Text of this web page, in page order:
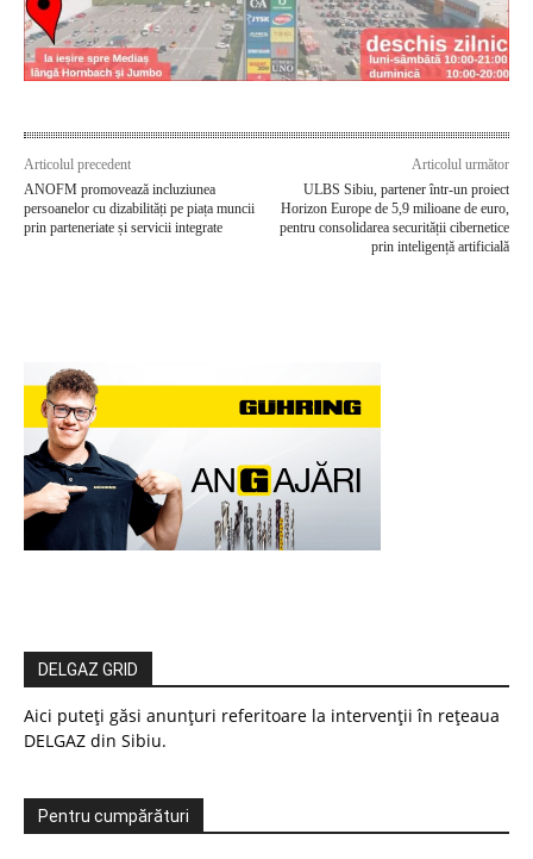
Articolul precedent
ANOFM promovează incluziunea
persoanelor cu dizabilități pe piața muncii
prin parteneriate și servicii integrate
Articolul următor
ULBS Sibiu, partener într-un proiect
Horizon Europe de 5,9 milioane de euro,
pentru consolidarea securității cibernetice
prin inteligență artificială
DELGAZ GRID
Aici puteți găsi anunțuri referitoare la intervenții în rețeaua
DELGAZ din Sibiu.
Pentru cumpărături